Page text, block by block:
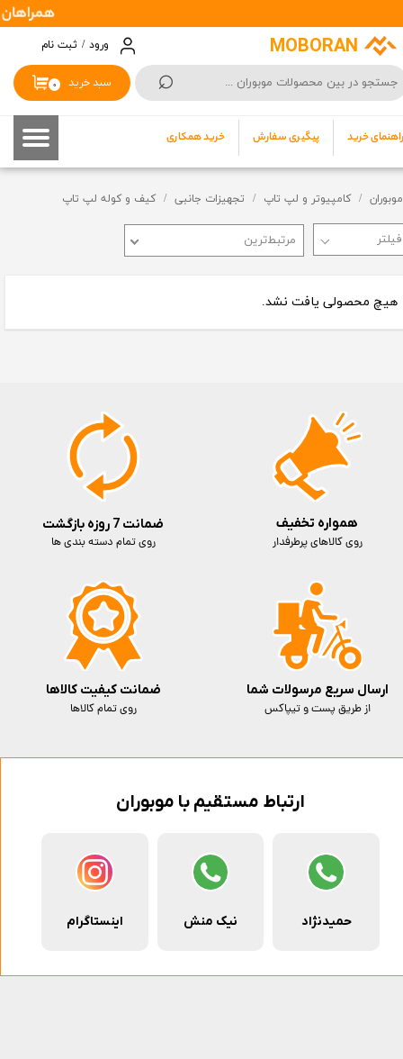
MOBORAN
⌕ ۰ سبد خرید
راهنمای خرید پیگیری سفارش خرید همکاری
ورود / ثبت نام
حساب کاربری من
تغییر گذر واژه
خروج از حساب کاربری
همراهان گرامی: موبوران
موبوران کامپیوتر و لپ تاپ تجهیزات جانبی کیف و کوله لپ تاپ
مرتبط‌ترین
هیچ محصولی یافت نشد.
ارتباط مستقیم با موبوران
حمیدنژاد نیک منش اینستاگرام
ضمانت 7 روزه بازگشت
روی تمام دسته بندی ها
ارسال سریع مرسولات شما
از طریق پست و تیپاکس
ضمانت کیفیت کالاها
روی تمام کالاها
همواره تخفیف
روی کالاهای پرطرفدار